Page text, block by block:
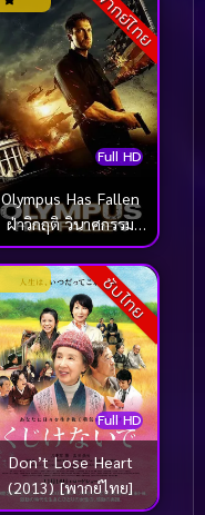
พากย์ไทย
Full HD
Olympus Has Fallen
ฝ่าวิกฤติ วินาศกรรม
ทำเนียบขาว (2013)
ซับไทย
Full HD
Don’t Lose Heart
(2013) [พากย์ไทย]